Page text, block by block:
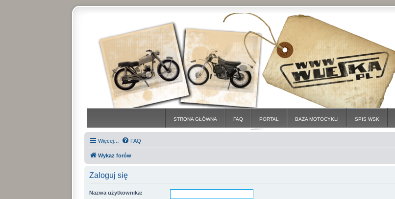
STRONA GŁÓWNA FAQ PORTAL BAZA MOTOCYKLI SPIS WSK
Więcej… FAQ
Wykaz forów
Zaloguj się
Nazwa użytkownika: